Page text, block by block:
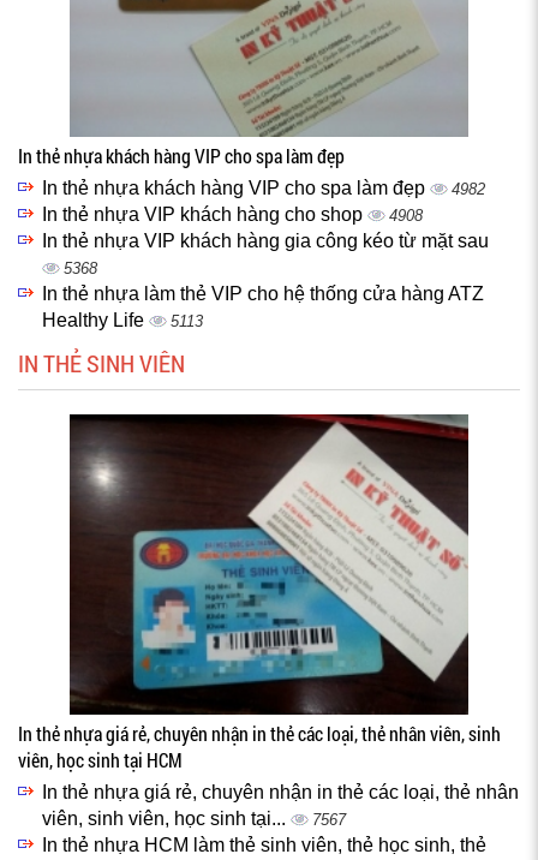
In thẻ nhựa khách hàng VIP cho spa làm đẹp
In thẻ nhựa khách hàng VIP cho spa làm đẹp 4982
In thẻ nhựa VIP khách hàng cho shop 4908
In thẻ nhựa VIP khách hàng gia công kéo từ mặt sau
5368
In thẻ nhựa làm thẻ VIP cho hệ thống cửa hàng ATZ
Healthy Life
5113
IN THẺ SINH VIÊN
In thẻ nhựa giá rẻ, chuyên nhận in thẻ các loại, thẻ nhân viên, sinh
viên, học sinh tại HCM
In thẻ nhựa giá rẻ, chuyên nhận in thẻ các loại, thẻ nhân
viên, sinh viên, học sinh tại...
7567
In thẻ nhựa HCM làm thẻ sinh viên, thẻ học sinh, thẻ